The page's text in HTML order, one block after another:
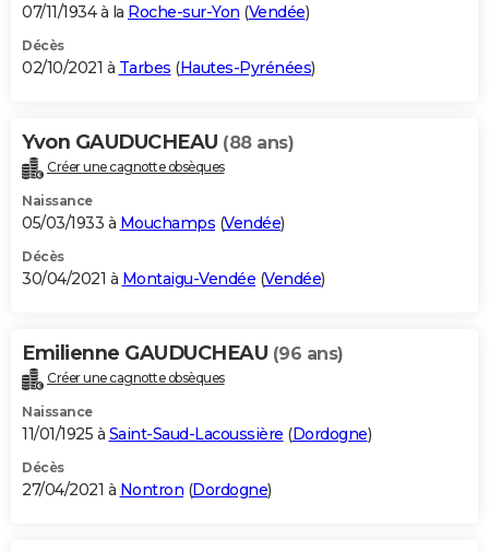
07/11/1934 à la Roche-sur-Yon (Vendée)
Décès
02/10/2021 à Tarbes (Hautes-Pyrénées)
Yvon GAUDUCHEAU (88 ans)
Créer une cagnotte obsèques
Naissance
05/03/1933 à Mouchamps (Vendée)
Décès
30/04/2021 à Montaigu-Vendée (Vendée)
Emilienne GAUDUCHEAU (96 ans)
Créer une cagnotte obsèques
Naissance
11/01/1925 à Saint-Saud-Lacoussière (Dordogne)
Décès
27/04/2021 à Nontron (Dordogne)